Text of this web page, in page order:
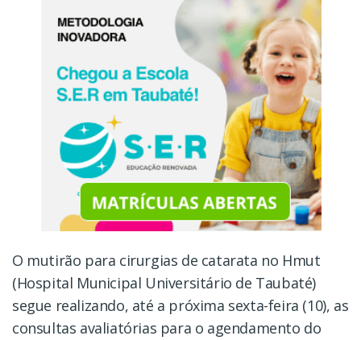
O mutirão para cirurgias de catarata no Hmut
(Hospital Municipal Universitário de Taubaté)
segue realizando, até a próxima sexta-feira (10), as
consultas avaliatórias para o agendamento do